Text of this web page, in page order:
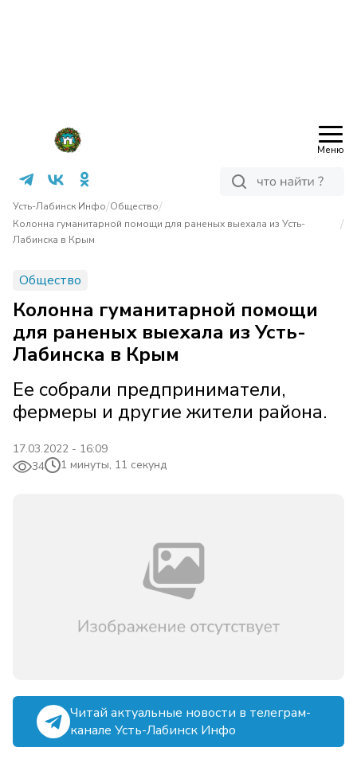
Меню
Усть-Лабинск Инфо/Общество/
Колонна гуманитарной помощи для раненых выехала из Усть-
Лабинска в Крым
/
Общество
Колонна гуманитарной помощи
для раненых выехала из Усть-
Лабинска в Крым
Ее собрали предприниматели,
фермеры и другие жители района.
17.03.2022 - 16:09
34
1 минуты, 11 секунд
Читай актуальные новости в телеграм-
канале Усть-Лабинск Инфо